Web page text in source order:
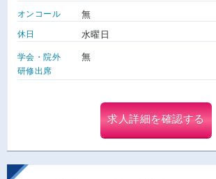
オンコール 無
休日 水曜日
学会・院外
研修出席
無
求人詳細を確認する